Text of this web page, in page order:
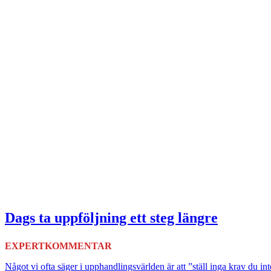
Dags ta uppföljning ett steg längre
EXPERTKOMMENTAR
Något vi ofta säger i upphandlingsvärlden är att ”ställ inga krav du